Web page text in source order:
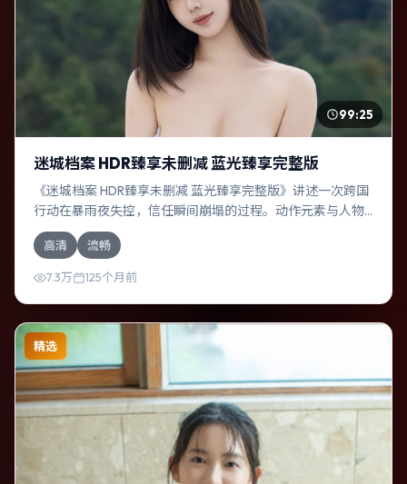
99:25
迷城档案 HDR臻享未删减 蓝光臻享完整版
《迷城档案 HDR臻享未删减 蓝光臻享完整版》讲述一次跨国
行动在暴雨夜失控，信任瞬间崩塌的过程。动作元素与人物
关系相互咬合，奥斯卡·伊萨克、凯特·布兰切特的对手戏尤为
出彩。导演是枝裕和善于在长镜头中积蓄张力，本片亦在日
本实地取景，增强真实质感。
高清 流畅
7.3万 125个月前
精选